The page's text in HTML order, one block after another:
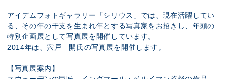
アイデムフォトギャラリー「シリウス」では、現在活躍してい
る、その年の干支を生まれ年とする写真家をお招きし、年頭の
特別企画展として写真展を開催しています。
2014年は、宍戸 開氏の写真展を開催します。
【写真展案内】